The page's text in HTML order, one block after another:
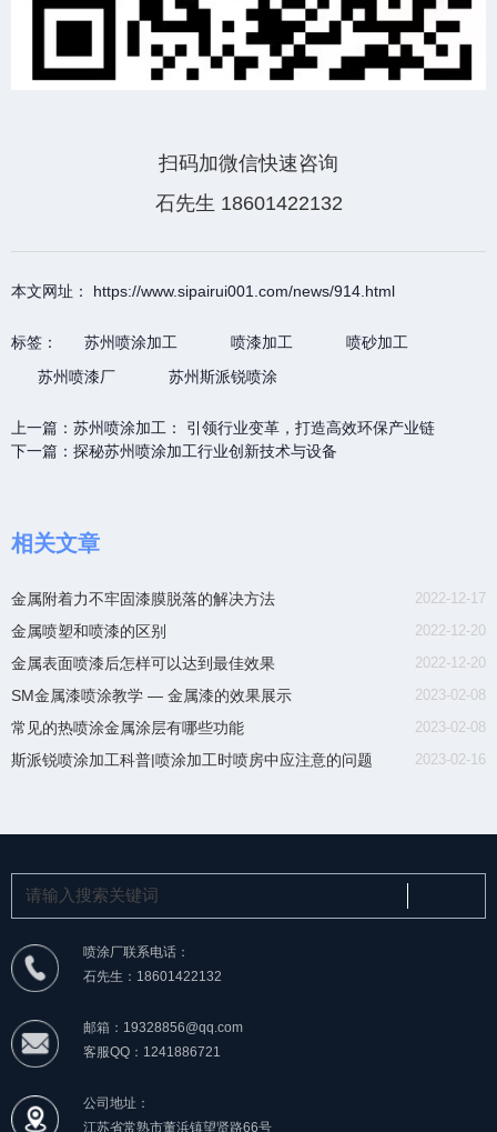
扫码加微信快速咨询
石先生 18601422132
本文网址： https://www.sipairui001.com/news/914.html
标签： 苏州喷涂加工 喷漆加工
喷砂加工
苏州喷漆厂
苏州斯派锐喷涂
上一篇： 苏州喷涂加工： 引领行业变革，打造高效环保产业链
下一篇： 探秘苏州喷涂加工行业创新技术与设备
相关文章
2022-12-17
金属附着力不牢固漆膜脱落的解决方法
2022-12-20
金属喷塑和喷漆的区别
2022-12-20
金属表面喷漆后怎样可以达到最佳效果
2023-02-08
SM金属漆喷涂教学 — 金属漆的效果展示
2023-02-08
常见的热喷涂金属涂层有哪些功能
2023-02-16
斯派锐喷涂加工科普|喷涂加工时喷房中应注意的问题
喷涂厂联系电话：
石先生：18601422132
邮箱：19328856@qq.com
客服QQ：1241886721
公司地址：
江苏省常熟市董浜镇望贤路66号